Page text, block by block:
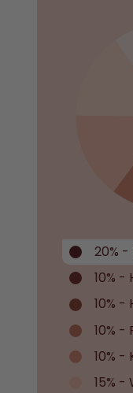
20%
10%
10% -
10%
10%
15%